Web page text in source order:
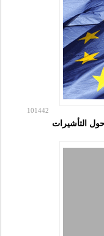
101442
التأشيرات